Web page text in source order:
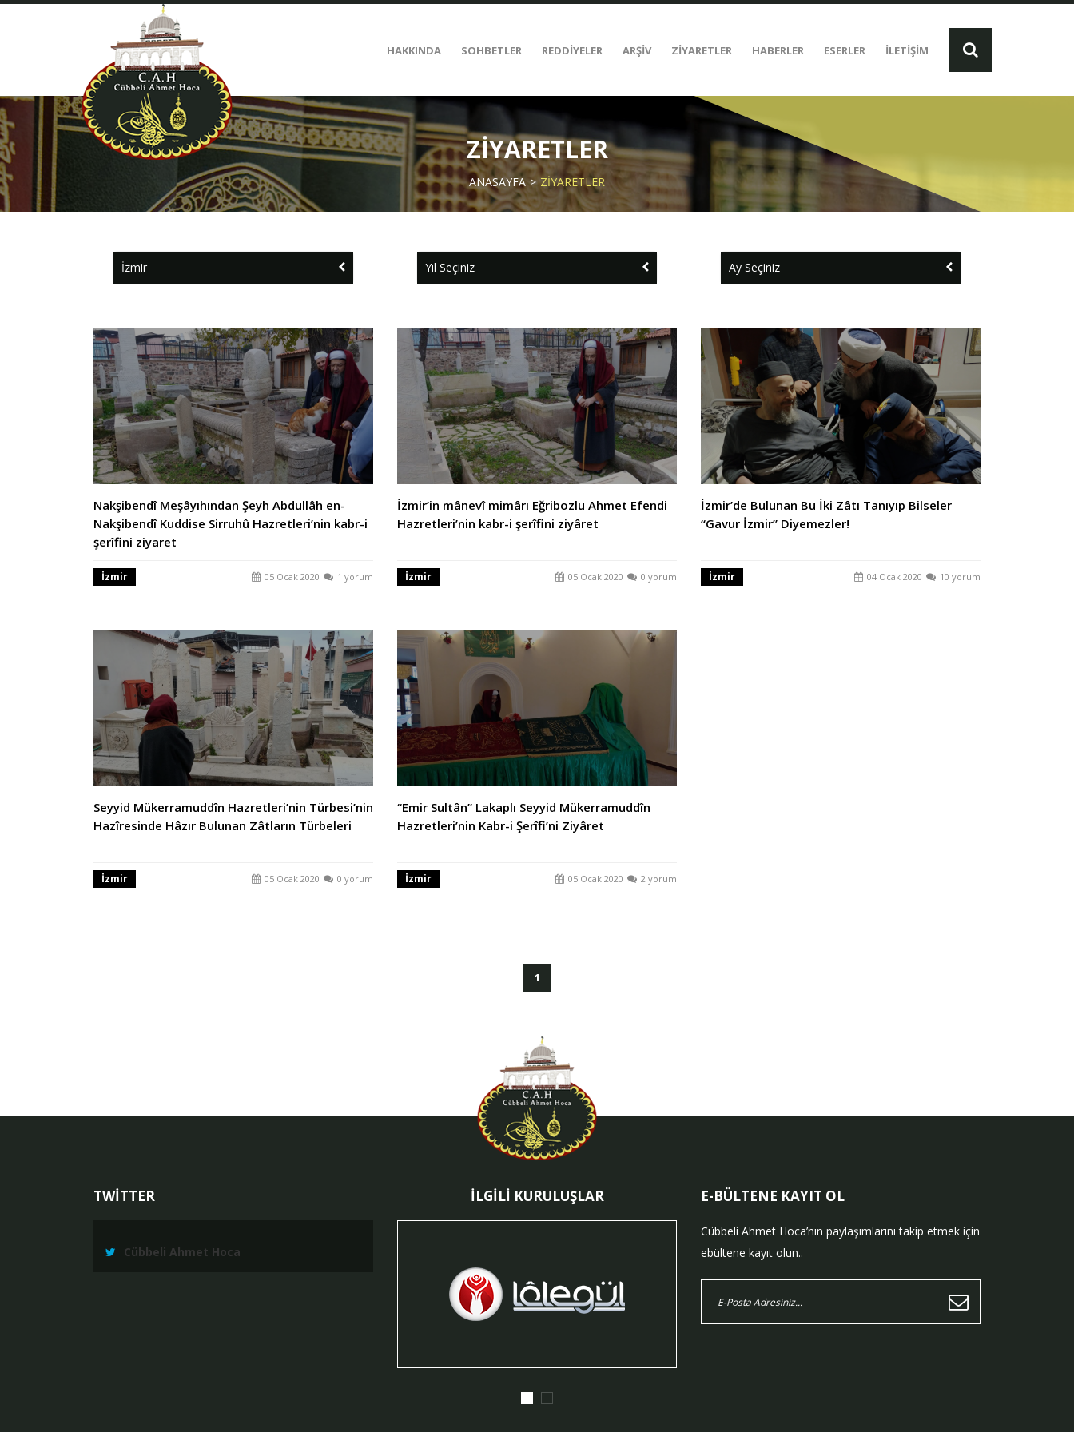
HAKKINDA SOHBETLER REDDİYELER ARŞİV ZİYARETLER HABERLER ESERLER İLETİŞİM
ZİYARETLER
ANASAYFA ZİYARETLER
İzmir Yıl Seçiniz Ay Seçiniz
Nakşibendî Meşâyıhından Şeyh Abdullâh en-
Nakşibendî Kuddise Sirruhû Hazretleri’nin kabr-i
şerîfini ziyaret
İzmir 05 Ocak 2020 1 yorum
İzmir’in mânevî mimârı Eğribozlu Ahmet Efendi
Hazretleri’nin kabr-i şerîfini ziyâret
İzmir 05 Ocak 2020 0 yorum
İzmir’de Bulunan Bu İki Zâtı Tanıyıp Bilseler
“Gavur İzmir” Diyemezler!
İzmir 04 Ocak 2020 10 yorum
Seyyid Mükerramuddîn Hazretleri’nin Türbesi’nin
Hazîresinde Hâzır Bulunan Zâtların Türbeleri
İzmir 05 Ocak 2020 0 yorum
“Emir Sultân” Lakaplı Seyyid Mükerramuddîn
Hazretleri’nin Kabr-i Şerîfi’ni Ziyâret
İzmir 05 Ocak 2020 2 yorum
1
TWİTTER
Cübbeli Ahmet Hoca
İLGİLİ KURULUŞLAR E-BÜLTENE KAYIT OL
Cübbeli Ahmet Hoca’nın paylaşımlarını takip etmek için
ebültene kayıt olun..